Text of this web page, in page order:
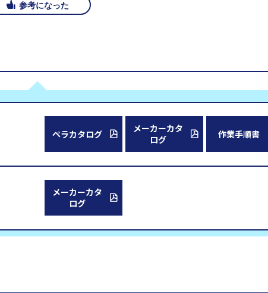
参考になった
ペラカタログ
メーカーカタ
ログ
作業手順書
メーカーカタ
ログ